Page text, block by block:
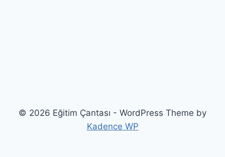
© 2026 Eğitim Çantası - WordPress Theme by
Kadence WP